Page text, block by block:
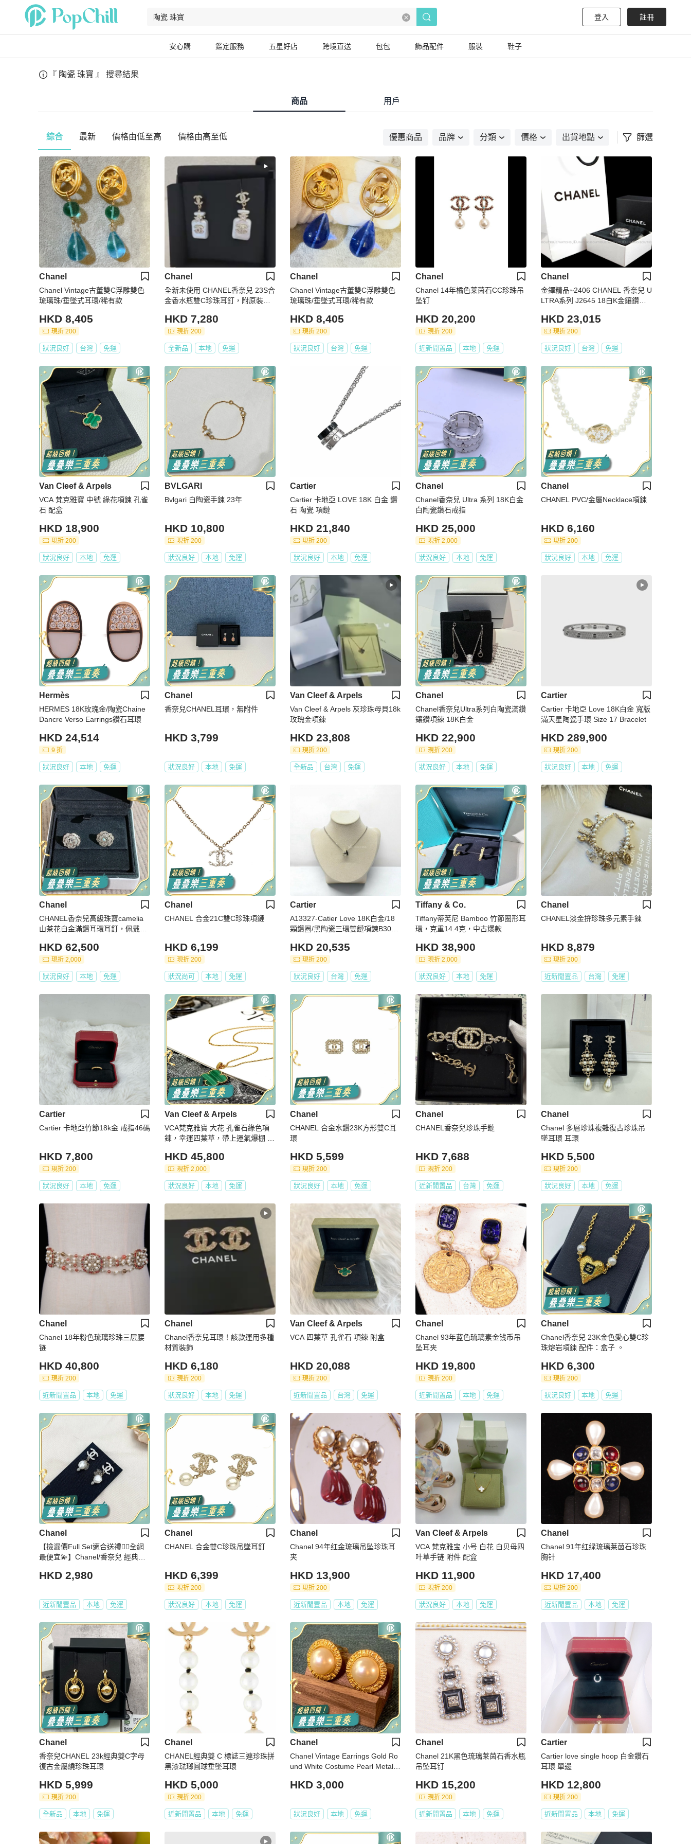
登入 註冊
安心購 鑑定服務 五星好店 跨境直送 包包 飾品配件 服裝 鞋子
『 陶瓷 珠寶 』 搜尋結果
商品 用戶
綜合 最新 價格由低至高 價格由高至低 優惠商品 品牌 分類 價格 出貨地點 篩選
Chanel
Chanel Vintage古董雙C浮雕雙色
琉璃珠/垂墜式耳環/稀有款
HKD 8,405
現折 200
狀況良好 台灣 免運
Chanel
全新未使用 CHANEL香奈兒 23S合
金香水瓶雙C珍珠耳釘，附原裝
HKD 7,280
現折 200
全新品 本地 免運
Chanel
Chanel Vintage古董雙C浮雕雙色
琉璃珠/垂墜式耳環/稀有款
HKD 8,405
現折 200
狀況良好 台灣 免運
Chanel
Chanel 14年橘色莱茵石CC珍珠吊
坠钉
HKD 20,200
現折 200
近新閒置品 本地 免運
Chanel
金鐸精品~2406 CHANEL 香奈兒 U
LTRA系列 J2645 18白K金鑲鑽白
HKD 23,015
現折 200
狀況良好 台灣 免運
Van Cleef & Arpels
VCA 梵克雅寶 中號 綠花項鍊 孔雀
石 配盒
HKD 18,900
現折 200
狀況良好 本地 免運
BVLGARI
Bvlgari 白陶瓷手鍊 23年
HKD 10,800
現折 200
狀況良好 本地 免運
Cartier
Cartier 卡地亞 LOVE 18K 白金 鑽
石 陶瓷 項鏈
HKD 21,840
現折 200
狀況良好 本地 免運
Chanel
Chanel香奈兒 Ultra 系列 18K白金
白陶瓷鑽石戒指
HKD 25,000
現折 2,000
狀況良好 本地 免運
Chanel
CHANEL PVC/金屬Necklace項鍊
HKD 6,160
現折 200
狀況良好 本地 免運
Hermès
HERMES 18K玫瑰金/陶瓷Chaine
Dancre Verso Earrings鑽石耳環
HKD 24,514
9 折
狀況良好 本地 免運
Chanel
香奈兒CHANEL耳環，無附件
HKD 3,799
狀況良好 本地 免運
Van Cleef & Arpels
Van Cleef & Arpels 灰珍珠母貝18k
玫瑰金項鍊
HKD 23,808
現折 200
全新品 台灣 免運
Chanel
Chanel香奈兒Ultra系列白陶瓷滿鑽
鑲鑽項鍊 18K白金
HKD 22,900
現折 200
狀況良好 本地 免運
Cartier
Cartier 卡地亞 Love 18K白金 寬版
滿天星陶瓷手環 Size 17 Bracelet
HKD 289,900
現折 200
狀況良好 本地 免運
Chanel
CHANEL香奈兒高級珠寶camelia
山茶花白金滿鑽耳環耳釘，佩戴高
HKD 62,500
現折 2,000
狀況良好 本地 免運
Chanel
CHANEL 合金21C雙C珍珠項鏈
HKD 6,199
現折 200
狀況尚可 本地 免運
Cartier
A13327-Catier Love 18K白金/18
顆鑽圈/黑陶瓷三環雙鏈項鍊B3046
HKD 20,535
現折 200
狀況良好 台灣 免運
Tiffany & Co.
Tiffany蒂芙尼 Bamboo 竹節圈形耳
環，克重14.4克，中古爆款
HKD 38,900
現折 2,000
狀況良好 本地 免運
Chanel
CHANEL淡金拚珍珠多元素手鍊
HKD 8,879
現折 200
近新閒置品 台灣 免運
Cartier
Cartier 卡地亞竹節18k金 戒指46碼
HKD 7,800
現折 200
狀況良好 本地 免運
Van Cleef & Arpels
VCA梵克雅寶 大花 孔雀石綠色項
鍊，幸運四葉草，帶上運氣爆棚 超
HKD 45,800
現折 2,000
狀況良好 本地 免運
Chanel
CHANEL 合金水鑽23K方形雙C耳
環
HKD 5,599
現折 200
狀況良好 本地 免運
Chanel
CHANEL香奈兒珍珠手鏈
HKD 7,688
現折 200
近新閒置品 台灣 免運
Chanel
Chanel 多層珍珠複雜復古珍珠吊
墜耳環 耳環
HKD 5,500
現折 200
狀況良好 本地 免運
Chanel
Chanel 18年粉色琉璃珍珠三层腰
链
HKD 40,800
現折 200
近新閒置品 本地 免運
Chanel
Chanel香奈兒耳環！該款運用多種
材質裝飾
HKD 6,180
現折 200
狀況良好 本地 免運
Van Cleef & Arpels
VCA 四葉草 孔雀石 項鍊 附盒
HKD 20,088
現折 200
近新閒置品 台灣 免運
Chanel
Chanel 93年蓝色琉璃素金钱币吊
坠耳夹
HKD 19,800
現折 200
近新閒置品 本地 免運
Chanel
Chanel香奈兒 23K金色愛心雙C珍
珠熔岩項鍊 配件：盒子 。
HKD 6,300
現折 200
狀況良好 本地 免運
Chanel
【撿漏價Full Set適合送禮👍🏻全網
最便宜💫】Chanel/香奈兒 經典珍
HKD 2,980
近新閒置品 本地 免運
Chanel
CHANEL 合金雙C珍珠吊墜耳釘
HKD 6,399
現折 200
狀況良好 本地 免運
Chanel
Chanel 94年红金琉璃吊坠珍珠耳
夹
HKD 13,900
現折 200
近新閒置品 本地 免運
Van Cleef & Arpels
VCA 梵克雅宝 小号 白花 白贝母四
叶草手链 附件 配盒
HKD 11,900
現折 200
狀況良好 本地 免運
Chanel
Chanel 91年红绿琉璃莱茵石珍珠
胸针
HKD 17,400
現折 200
近新閒置品 本地 免運
Chanel
香奈兒CHANEL 23k經典雙C字母
復古金屬繞珍珠耳環
HKD 5,999
現折 200
全新品 本地 免運
Chanel
CHANEL經典雙 C 標誌三連珍珠拼
黑漆琺瑯圓球垂墜耳環
HKD 5,000
現折 200
近新閒置品 本地 免運
Chanel
Chanel Vintage Earrings Gold Ro
und White Costume Pearl Metal E
HKD 3,000
狀況良好 本地 免運
Chanel
Chanel 21K黑色琉璃莱茵石香水瓶
吊坠耳钉
HKD 15,200
現折 200
近新閒置品 本地 免運
Cartier
Cartier love single hoop 白金鑽石
耳環 單邊
HKD 12,800
現折 200
近新閒置品 本地 免運